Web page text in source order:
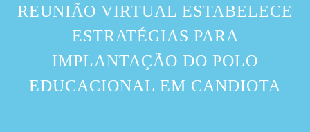
REUNIÃO VIRTUAL ESTABELECE
ESTRATÉGIAS PARA
IMPLANTAÇÃO DO POLO
EDUCACIONAL EM CANDIOTA